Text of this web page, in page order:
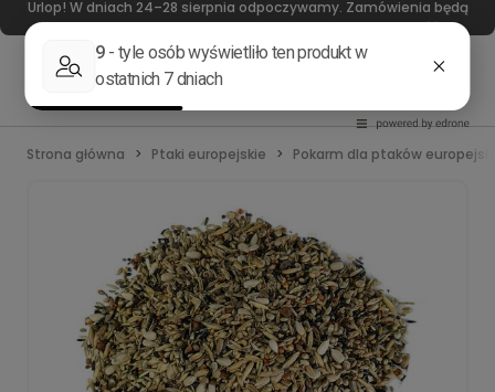
Urlop! W dniach 24–28 sierpnia odpoczywamy. Zamówienia będą
realizowane od 31 sierpnia. Dziękujemy za wyrozumiałość!
Strona główna Ptaki europejskie Pokarm dla ptaków